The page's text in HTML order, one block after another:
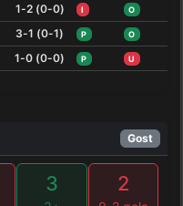
1-2 (0-0) I O
3-1 (0-1) P O
1-0 (0-0) P U
Gost
3 2